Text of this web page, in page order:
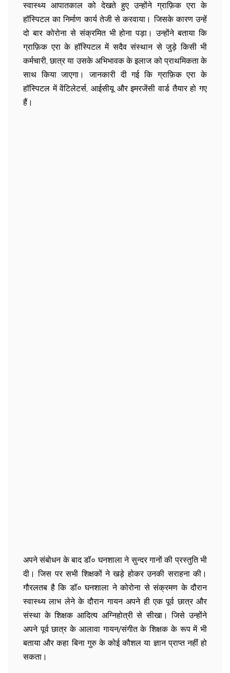
स्वास्थ्य आपातकाल को देखते हुए उन्होंने ग्राफ़िक एरा के
हॉस्पिटल का निर्माण कार्य तेजी से करवाया। जिसके कारण उन्हें
दो बार कोरोना से संक्रमित भी होना पड़ा। उन्होंने बताया कि
ग्राफ़िक एरा के हॉस्पिटल में सदैव संस्थान से जुड़े किसी भी
कर्मचारी, छात्र या उसके अभिभावक के इलाज को प्राथमिकता के
साथ किया जाएगा। जानकारी दी गई कि ग्राफ़िक एरा के
हॉस्पिटल में वेंटिलेटर्स, आईसीयू और इमरजेंसी वार्ड तैयार हो गए
हैं।
अपने संबोधन के बाद डॉ० घनशाला ने सुन्दर गानों की प्रस्तुति भी
दी। जिस पर सभी शिक्षकों ने खड़े होकर उनकी सराहना की।
गौरलतब है कि डॉ० घनशाला ने कोरोना से संक्रमण के दौरान
स्वास्थ्य लाभ लेने के दौरान गायन अपने ही एक पूर्व छात्र और
संस्था के शिक्षक आदित्य अग्निहोत्री से सीखा। जिसे उन्होंने
अपने पूर्व छात्र के आलावा गायन/संगीत के शिक्षक के रूप में भी
बताया और कहा बिना गुरु के कोई कौशल या ज्ञान प्राप्त नहीं हो
सकता।